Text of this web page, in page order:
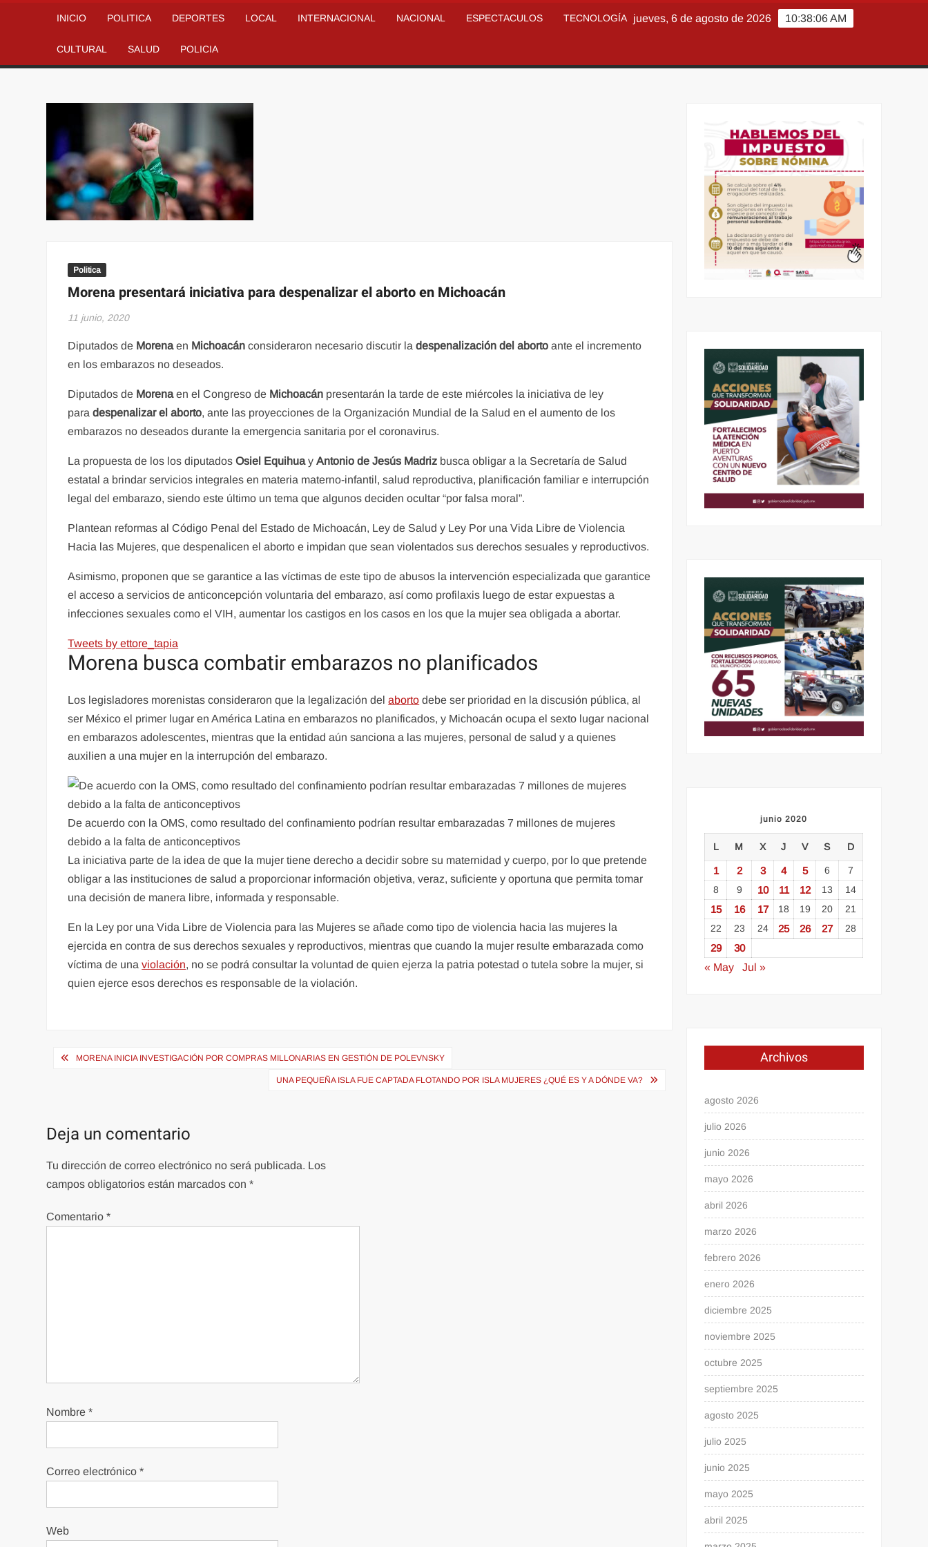
INICIO POLITICA DEPORTES LOCAL INTERNACIONAL NACIONAL ESPECTACULOS TECNOLOGÍA
CULTURAL SALUD POLICIA
10:38:08 AM
jueves, 6 de agosto de 2026
Politica
Morena presentará iniciativa para despenalizar el aborto en Michoacán
11 junio, 2020
Diputados de Morenaen Michoacán consideraron necesario discutir ladespenalización del aborto ante el incremento
en los embarazos no deseados.
Diputados de Morenaen el Congreso de Michoacán presentarán la tarde de este miércoles la iniciativa de ley
para despenalizar el aborto, ante las proyecciones de la Organización Mundial de la Salud en el aumento de los
embarazos no deseados durante la emergencia sanitaria por el coronavirus.
La propuesta de los los diputadosOsiel Equihuay Antonio de Jesús Madriz busca obligar a la Secretaría de Salud
estatal a brindar servicios integrales en materia materno-infantil, salud reproductiva, planificación familiar e interrupción
legal del embarazo, siendo este último un tema que algunos deciden ocultar “por falsa moral”.
Plantean reformas al Código Penal del Estado de Michoacán, Ley de Salud y Ley Por una Vida Libre de Violencia
Hacia las Mujeres, que despenalicen el aborto e impidan que sean violentados sus derechos sesuales y reproductivos.
Asimismo, proponen que se garantice a las víctimas de este tipo de abusos la intervención especializada que garantice
el acceso a servicios de anticoncepción voluntaria del embarazo, así como profilaxis luego de estar expuestas a
infecciones sexuales como el VIH, aumentar los castigos en los casos en los que la mujer sea obligada a abortar.
Tweets by ettore_tapia
Morena busca combatir embarazos no planificados
Los legisladores morenistas consideraron que la legalización delaborto debe ser prioridad en la discusión pública, al
ser México el primer lugar en América Latina en embarazos no planificados, y Michoacán ocupa el sexto lugar nacional
en embarazos adolescentes, mientras que la entidad aún sanciona a las mujeres, personal de salud y a quienes
auxilien a una mujer en la interrupción del embarazo.
De acuerdo con la OMS, como resultado del confinamiento podrían resultar embarazadas 7 millones de mujeres
debido a la falta de anticonceptivos
La iniciativa parte de la idea de que la mujer tiene derecho a decidir sobre su maternidad y cuerpo, por lo que pretende
obligar a las instituciones de salud a proporcionar información objetiva, veraz, suficiente y oportuna que permita tomar
una decisión de manera libre, informada y responsable.
En la Ley por una Vida Libre de Violencia para las Mujeres se añade como tipo de violencia hacia las mujeres la
ejercida en contra de sus derechos sexuales y reproductivos, mientras que cuando la mujer resulte embarazada como
víctima de unaviolación, no se podrá consultar la voluntad de quien ejerza la patria potestad o tutela sobre la mujer, si
quien ejerce esos derechos es responsable de la violación.
Navegación
MORENA INICIA INVESTIGACIÓN POR COMPRAS MILLONARIAS EN GESTIÓN DE POLEVNSKY
UNA PEQUEÑA ISLA FUE CAPTADA FLOTANDO POR ISLA MUJERES ¿QUÉ ES Y A DÓNDE VA?
Deja un comentario
Tu dirección de correo electrónico no será publicada. Los
campos obligatorios están marcados con*
Comentario*
Nombre*
Correo electrónico*
Web
junio 2020
L M X J V S D
1 2 3 4 5 6
7
8
9 10 11 12 13 14
15 16 17 18 19 20
21
22
23 24 25 26 27 28
29
30
« May
Jul »
Archivos
agosto 2026
julio 2026
junio 2026
mayo 2026
abril 2026
marzo 2026
febrero 2026
enero 2026
diciembre 2025
noviembre 2025
octubre 2025
septiembre 2025
agosto 2025
julio 2025
junio 2025
mayo 2025
abril 2025